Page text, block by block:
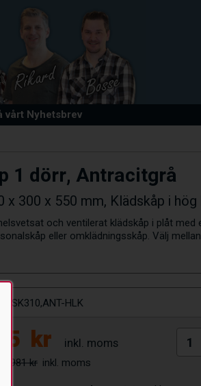
vårt Nyhetsbrev
1 dörr, Antracitgrå
x 300 x 550 mm, Klädskåp i
och ventilerat klädskåp i plåt med
eller omklädningsskåp. Välj
KSK310,ANT-HLK
kr
3.981 kr